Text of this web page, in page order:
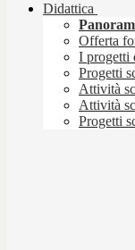
Didattica
Offerta
I progetti
Progetti
Attività
Attività
Progetti